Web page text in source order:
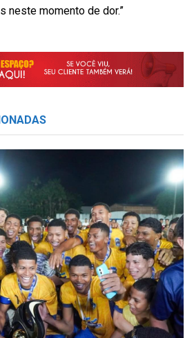
neste momento de dor.”